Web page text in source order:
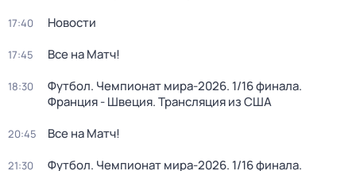
17:40 Новости
17:45 Все на Матч!
18:30
Футбол. Чемпионат мира-2026. 1/16 финала.
Франция - Швеция. Трансляция из США
20:45 Все на Матч!
21:30
Футбол. Чемпионат мира-2026. 1/16 финала.